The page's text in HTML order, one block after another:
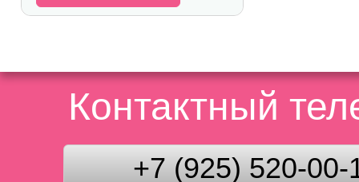
Контактный
+7 (925) 520-00-